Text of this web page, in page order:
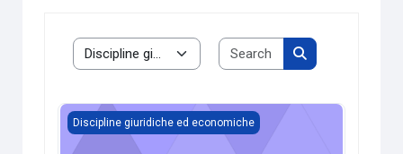
Course categories
Search courses
Search courses
21/22 - Ec. Aziendale D'Alessandro
Discipline giuridiche ed economiche